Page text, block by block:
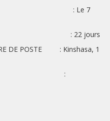
: Le 7
: 22 jours
DE POSTE : Kinshasa, 1
DE VANCE :